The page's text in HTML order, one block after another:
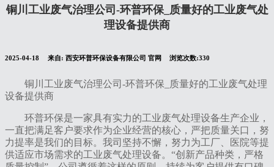
铜川工业废气治理公司-环普环保_质量好的工业废气处
理设备提供商
2025-04-18 来自: 西安环普环保设备有限公司 官网 浏览次数:330
铜川工业废气治理公司-环普环保_质量好的工业废气处理
设备提供商
环普环保是一家具有实力的工业废气处理设备生产企业，
一直把满足客户要求作为企业经营的核心，严把质量关口，努
力提率是我们的目标。我司坚持不懈，努力为工厂、医院等提
供适应市场需求的工业废气处理设备。“创新产品种类，严格